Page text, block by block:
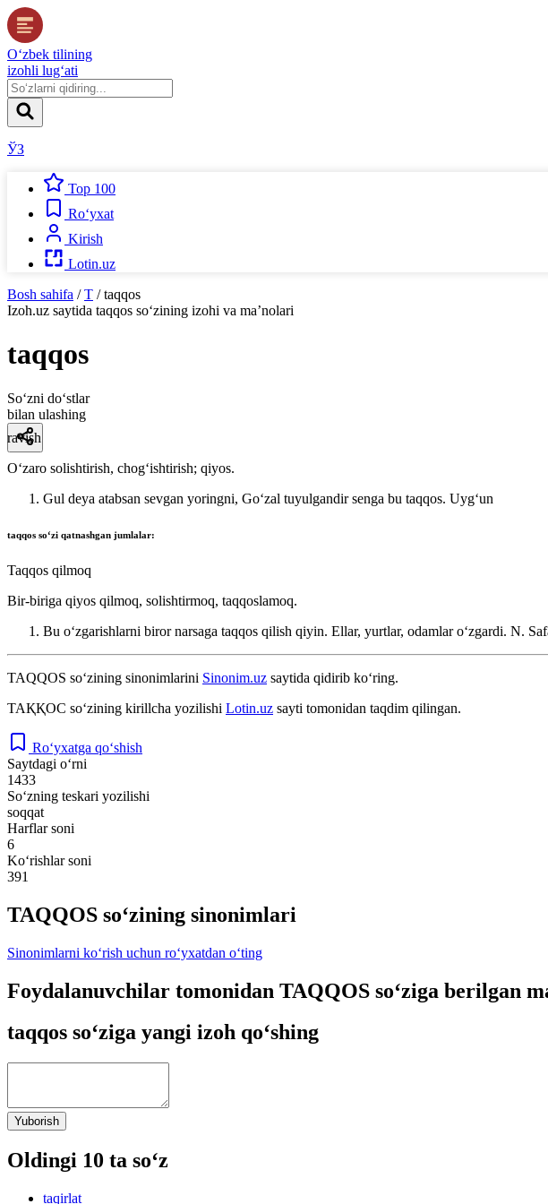
O‘zbek tilining
izohli lug‘ati
ЎЗ
Top 100
Ro‘yxat
Kirish
Lotin.uz
Bosh sahifa / T / taqqos
Izoh.uz saytida taqqos so‘zining izohi va ma’nolari
taqqos
So‘zni do‘stlar
bilan ulashing
ravish
Oʻzaro solishtirish, chogʻishtirish; qiyos.
Gul deya atabsan sevgan yoringni, Goʻzal tuyulgandir senga bu taqqos. Uygʻun
taqqos soʻzi qatnashgan jumlalar:
Taqqos qilmoq
Bir-biriga qiyos qilmoq, solishtirmoq, taqqoslamoq.
Bu oʻzgarishlarni biror narsaga taqqos qilish qiyin. Ellar, yurtlar, odamlar oʻzgardi. N.
TAQQOS so‘zining sinonimlarini Sinonim.uz saytida qidirib ko‘ring.
ТАҚҚОС so‘zining kirillcha yozilishi Lotin.uz sayti tomonidan taqdim qilingan.
Ro‘yxatga qo‘shish
Saytdagi o‘rni
1433
So‘zning teskari yozilishi
soqqat
Harflar soni
6
Ko‘rishlar soni
391
TAQQOS so‘zining sinonimlari
Sinonimlarni ko‘rish uchun ro‘yxatdan o‘ting
Foydalanuvchilar tomonidan TAQQOS so‘ziga berilgan
taqqos so‘ziga yangi izoh qo‘shing
Yuborish
Oldingi 10 ta so‘z
taqirlat